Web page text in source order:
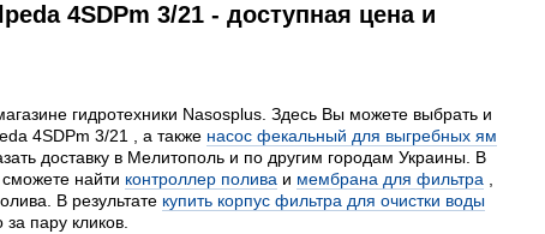
4SDPm 3/21 - доступная цена и
гидротехники Nasosplus. Здесь Вы можете выбрать и
4SDPm 3/21 , а также насос фекальный для выгребных ям
доставку в Мелитополь и по другим городам Украины. В
найти контроллер полива и мембрана для фильтра
В результате купить корпус фильтра для очистки воды
пару кликов.